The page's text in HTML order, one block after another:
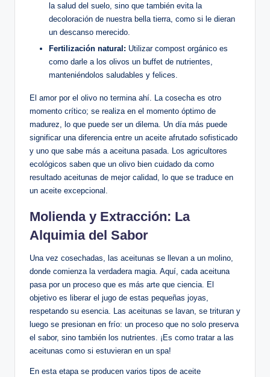
la salud del suelo, sino que también evita la
decoloración de nuestra bella tierra, como si le dieran
un descanso merecido.
Fertilización natural: Utilizar compost orgánico es
como darle a los olivos un buffet de nutrientes,
manteniéndolos saludables y felices.
El amor por el olivo no termina ahí. La cosecha es otro
momento crítico; se realiza en el momento óptimo de
madurez, lo que puede ser un dilema. Un día más puede
significar una diferencia entre un aceite afrutado sofisticado
y uno que sabe más a aceituna pasada. Los agricultores
ecológicos saben que un olivo bien cuidado da como
resultado aceitunas de mejor calidad, lo que se traduce en
un aceite excepcional.
Molienda y Extracción: La
Alquimia del Sabor
Una vez cosechadas, las aceitunas se llevan a un molino,
donde comienza la verdadera magia. Aquí, cada aceituna
pasa por un proceso que es más arte que ciencia. El
objetivo es liberar el jugo de estas pequeñas joyas,
respetando su esencia. Las aceitunas se lavan, se trituran y
luego se presionan en frío: un proceso que no solo preserva
el sabor, sino también los nutrientes. ¡Es como tratar a las
aceitunas como si estuvieran en un spa!
En esta etapa se producen varios tipos de aceite